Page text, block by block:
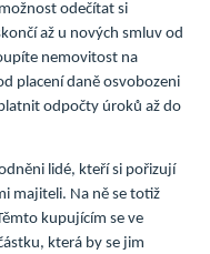
odečítat si
až u nových smluv od
nemovitost na
placení daně osvobozeni
odpočty úroků až do
lidé, kteří si pořizují
majiteli. Na ně se totiž
kupujícím se ve
která by se jim